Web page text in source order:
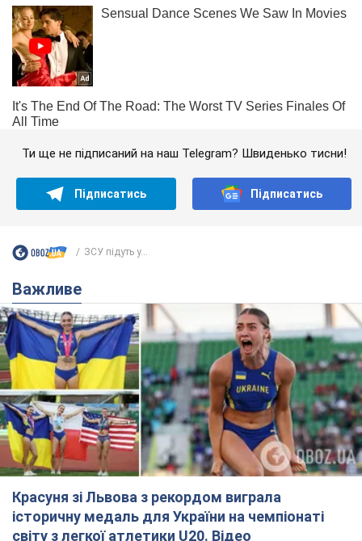
Ти ще не підписаний на наш Telegram? Швиденько тисни!
Підписатись Підписатись
ЗСУ підуть у...
Важливе
Красуня зі Львова з рекордом виграла
історичну медаль для України на чемпіонаті
світу з легкої атлетики U20. Відео